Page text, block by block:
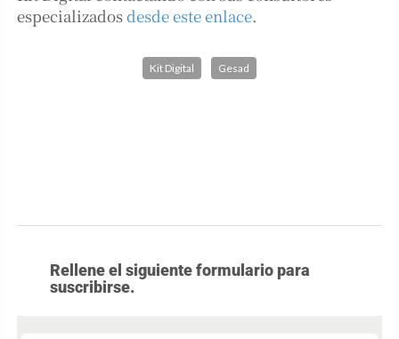
especializadosdesde este enlace.
Kit Digital Gesad
Rellene el siguiente formulario para
suscribirse.